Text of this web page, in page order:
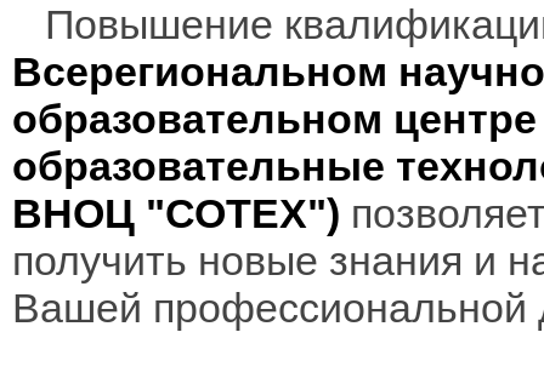
Повышение
Всерегиональном
образовательном
образовательные
ВНОЦ "СОТЕХ")
получить новые знания и
Вашей профессиональной